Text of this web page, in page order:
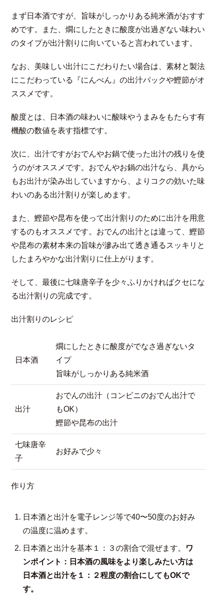
まず日本酒ですが、旨味がしっかりある純米酒がおすす
めです。また、燗にしたときに酸度が出過ぎない味わい
のタイプが出汁割りに向いていると言われています。
なお、美味しい出汁にこだわりたい場合は、素材と製法
にこだわっている『にんべん』の出汁パックや鰹節がオ
ススメです。
酸度とは、日本酒の味わいに酸味やうまみをもたらす有
機酸の数値を表す指標です。
次に、出汁ですがおでんやお鍋で使った出汁の残りを使
うのがオススメです。おでんやお鍋の出汁なら、具から
もお出汁が染み出していますから、よりコクの効いた味
わいのある出汁割りが楽しめます。
また、鰹節や昆布を使って出汁割りのために出汁を用意
するのもオススメです。おでんの出汁とは違って、鰹節
や昆布の素材本来の旨味が滲み出て透き通るスッキリと
したまろやかな出汁割りに仕上がります。
そして、最後に七味唐辛子を少々ふりかければクセにな
る出汁割りの完成です。
出汁割りのレシピ
日本酒
燗にしたときに酸度がでなさ過ぎないタ
イプ
旨味がしっかりある純米酒
出汁
おでんの出汁（コンビニのおでん出汁で
もOK）
鰹節や昆布の出汁
七味唐辛
子
お好みで少々
作り方
日本酒と出汁を電子レンジ等で40〜50度のお好み
の温度に温めます。
日本酒と出汁を基本１：３の割合で混ぜます。
ワ
ンポイント：日本酒の風味をより楽しみたい方は
日本酒と出汁を１：２程度の割合にしてもOKで
す。